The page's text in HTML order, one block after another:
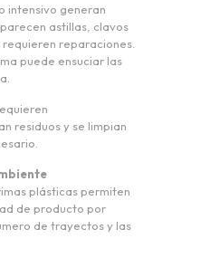
intensivo generan
astillas, clavos
reparaciones.
puede ensuciar las
residuos y se limpian
plásticas permiten
de producto por
de trayectos y las